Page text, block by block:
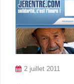
2 juillet 2011